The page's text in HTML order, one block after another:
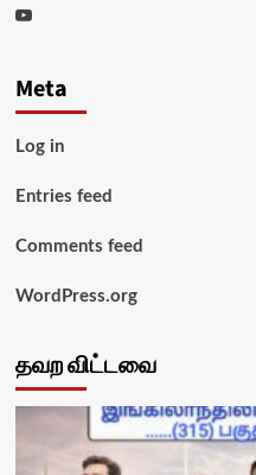
Youtube
Meta
Log in
Entries feed
Comments feed
WordPress.org
தவற விட்டவை